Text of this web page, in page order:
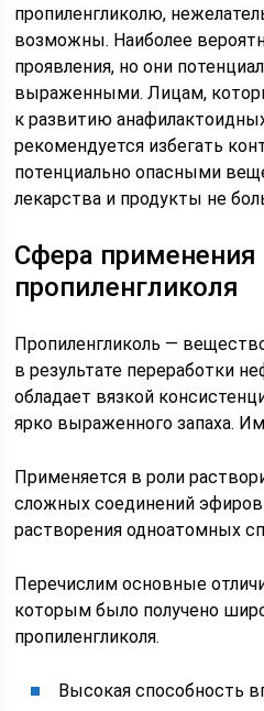
пропиленгликолю,
возможны. Наиболее
проявления, но они
выраженными. Лицам,
к развитию
рекомендуется избегать
потенциально опасными
лекарства и продукты не
Сфера применения
пропиленгликоля
Пропиленгликоль —
в результате переработки
обладает вязкой
ярко выраженного запаха.
Применяется в роли
сложных соединений
растворения одноатомных
Перечислим основные
которым было получено
пропиленгликоля.
Высокая способность